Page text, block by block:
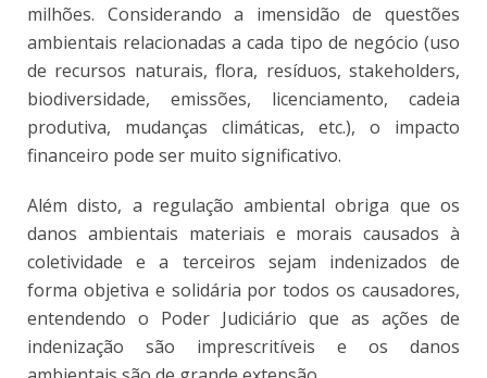
milhões. Considerando a imensidão de questões
ambientais relacionadas a cada tipo de negócio (uso
de recursos naturais, flora, resíduos, stakeholders,
biodiversidade, emissões, licenciamento, cadeia
produtiva, mudanças climáticas, etc.), o impacto
financeiro pode ser muito significativo.
Além disto, a regulação ambiental obriga que os
danos ambientais materiais e morais causados à
coletividade e a terceiros sejam indenizados de
forma objetiva e solidária por todos os causadores,
entendendo o Poder Judiciário que as ações de
indenização são imprescritíveis e os danos